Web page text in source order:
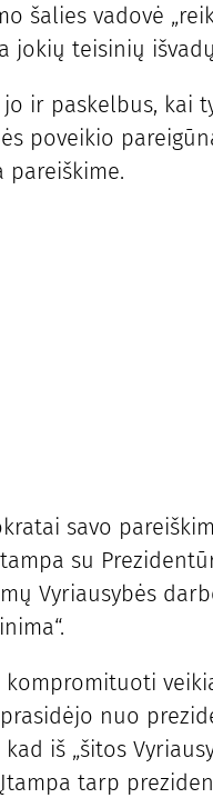
šalies vadovė
jokių teisinių
jo ir paskelbus, kai
poveikio
pareiškime.
savo
su
Vyriausybės
kompromituoti
nuo
iš „šitos
tarp